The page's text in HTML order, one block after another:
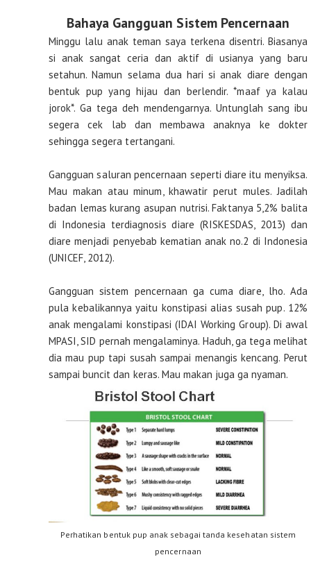
Bahaya Gangguan Sistem Pencernaan
Minggu lalu anak teman saya terkena disentri. Biasanya
si anak sangat ceria dan aktif di usianya yang baru
setahun. Namun selama dua hari si anak diare dengan
bentuk pup yang hijau dan berlendir. *maaf ya kalau
jorok*. Ga tega deh mendengarnya. Untunglah sang ibu
segera cek lab dan membawa anaknya ke dokter
sehingga segera tertangani.
Gangguan saluran pencernaan seperti diare itu menyiksa.
Mau makan atau minum, khawatir perut mules. Jadilah
badan lemas kurang asupan nutrisi. Faktanya 5,2% balita
di Indonesia terdiagnosis diare (RISKESDAS, 2013) dan
diare menjadi penyebab kematian anak no.2 di Indonesia
(UNICEF, 2012).
Gangguan sistem pencernaan ga cuma diare, lho. Ada
pula kebalikannya yaitu konstipasi alias susah pup. 12%
anak mengalami konstipasi (IDAI Working Group). Di awal
MPASI, SID pernah mengalaminya. Haduh, ga tega melihat
dia mau pup tapi susah sampai menangis kencang. Perut
sampai buncit dan keras. Mau makan juga ga nyaman.
Perhatikan bentuk pup anak sebagai tanda kesehatan sistem
pencernaan